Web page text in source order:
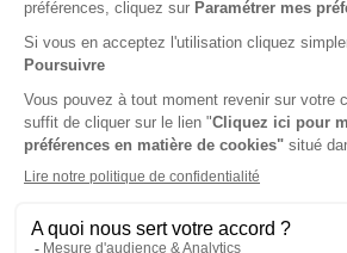
Abonnement Durée libre
3€75 Tarif Kiosque : 6€90
Prix par n°